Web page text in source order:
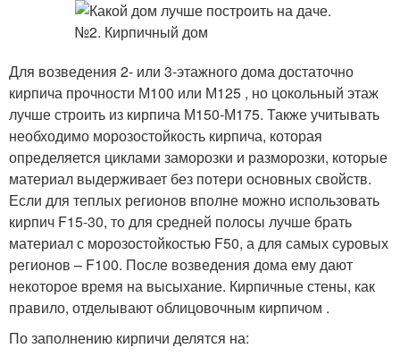
Для возведения 2- или 3-этажного дома достаточно
кирпича прочности М100 или М125 , но цокольный этаж
лучше строить из кирпича М150-М175. Также учитывать
необходимо морозостойкость кирпича, которая
определяется циклами заморозки и разморозки, которые
материал выдерживает без потери основных свойств.
Если для теплых регионов вполне можно использовать
кирпич F15-30, то для средней полосы лучше брать
материал с морозостойкостью F50, а для самых суровых
регионов – F100. После возведения дома ему дают
некоторое время на высыхание. Кирпичные стены, как
правило, отделывают облицовочным кирпичом .
По заполнению кирпичи делятся на: